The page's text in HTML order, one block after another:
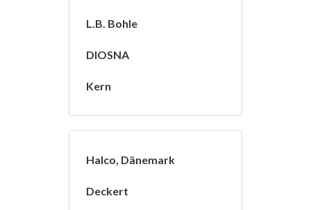
L.B. Bohle
DIOSNA
Kern
Halco, Dänemark
Deckert